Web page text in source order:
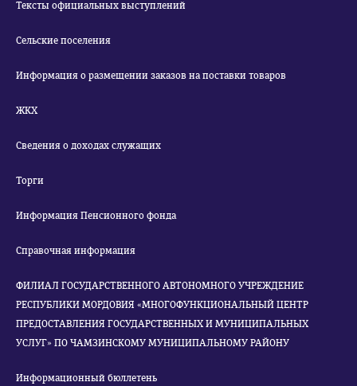
Тексты официальных выступлений
Сельские поселения
Информация о размещении заказов на поставки товаров
ЖКХ
Сведения о доходах служащих
Торги
Информация Пенсионного фонда
Справочная информация
ФИЛИАЛ ГОСУДАРСТВЕННОГО АВТОНОМНОГО УЧРЕЖДЕНИЕ
РЕСПУБЛИКИ МОРДОВИЯ «МНОГОФУНКЦИОНАЛЬНЫЙ ЦЕНТР
ПРЕДОСТАВЛЕНИЯ ГОСУДАРСТВЕННЫХ И МУНИЦИПАЛЬНЫХ
УСЛУГ» ПО ЧАМЗИНСКОМУ МУНИЦИПАЛЬНОМУ РАЙОНУ
Информационный бюллетень